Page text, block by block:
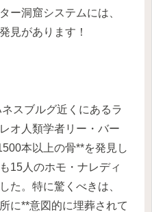
ー洞窟システムには、
見があります！
スブルグ近くにあるラ
オ人類学者リー・バー
本以上の骨**を発見し
15人のホモ・ナレディ
た。特に驚くべきは、
に**意図的に埋葬されて